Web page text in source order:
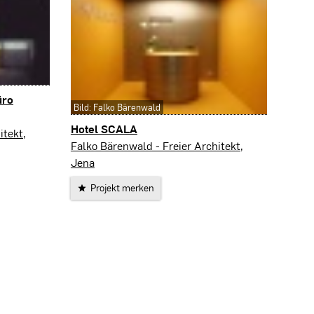
Hotel SCALA
Jena
Falko Bärenwald - Freier Architekt,
Jena
Projekt merken
Bild: Falko Bärenwald